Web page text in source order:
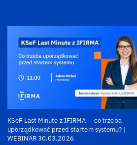
KSeF Last Minute z IFIRMA — co trzeba
uporządkować przed startem systemu? |
WEBINAR 30.03.2026